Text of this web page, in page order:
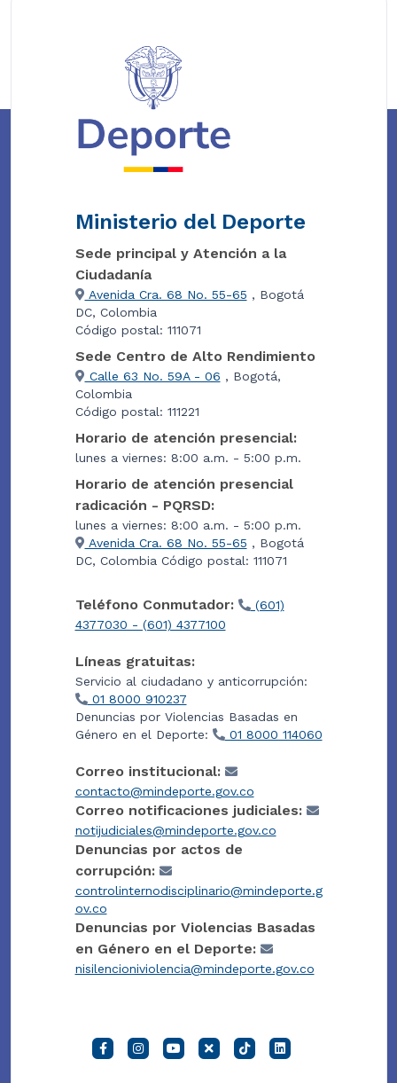
Ministerio del Deporte
Sede principal y Atención a la
Ciudadanía
Avenida Cra. 68 No. 55-65 , Bogotá
DC, Colombia
Código postal: 111071
Sede Centro de Alto Rendimiento
Calle 63 No. 59A - 06 , Bogotá,
Colombia
Código postal: 111221
Horario de atención presencial:
lunes a viernes: 8:00 a.m. - 5:00 p.m.
Horario de atención presencial
radicación - PQRSD:
lunes a viernes: 8:00 a.m. - 5:00 p.m.
Avenida Cra. 68 No. 55-65 , Bogotá
DC, Colombia Código postal: 111071
Teléfono Conmutador:
(601)
4377030 - (601) 4377100
Líneas gratuitas:
Servicio al ciudadano y anticorrupción:
01 8000 910237
Denuncias por Violencias Basadas en
Género en el Deporte:
01 8000 114060
Correo institucional:
contacto@mindeporte.gov.co
Correo notificaciones judiciales:
notijudiciales@mindeporte.gov.co
Denuncias por actos de
corrupción:
controlinternodisciplinario@mindeporte.g
ov.co
Denuncias por Violencias Basadas
en Género en el Deporte:
nisilencioniviolencia@mindeporte.gov.co